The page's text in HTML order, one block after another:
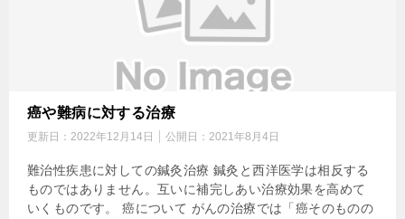
癌や難病に対する治療
更新日： 2022年12月14日 公開日： 2021年8月4日
難治性疾患に対しての鍼灸治療 鍼灸と西洋医学は相反する
ものではありません。互いに補完しあい治療効果を高めて
いくものです。 癌について がんの治療では「癌そのものの